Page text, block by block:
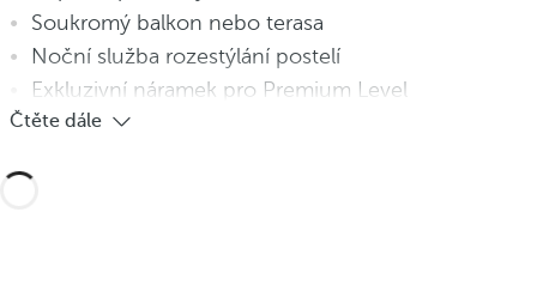
Soukromý balkon nebo terasa
Noční služba rozestýlání postelí
Exkluzivní náramek pro Premium Level
Čtěte dále